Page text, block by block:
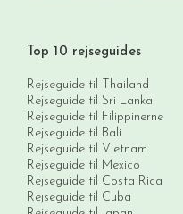
Top 10 rejseguides
Rejseguide til Thailand
Rejseguide til Sri Lanka
Rejseguide til Filippinerne
Rejseguide til Bali
Rejseguide til Vietnam
Rejseguide til Mexico
Rejseguide til Costa Rica
Rejseguide til Cuba